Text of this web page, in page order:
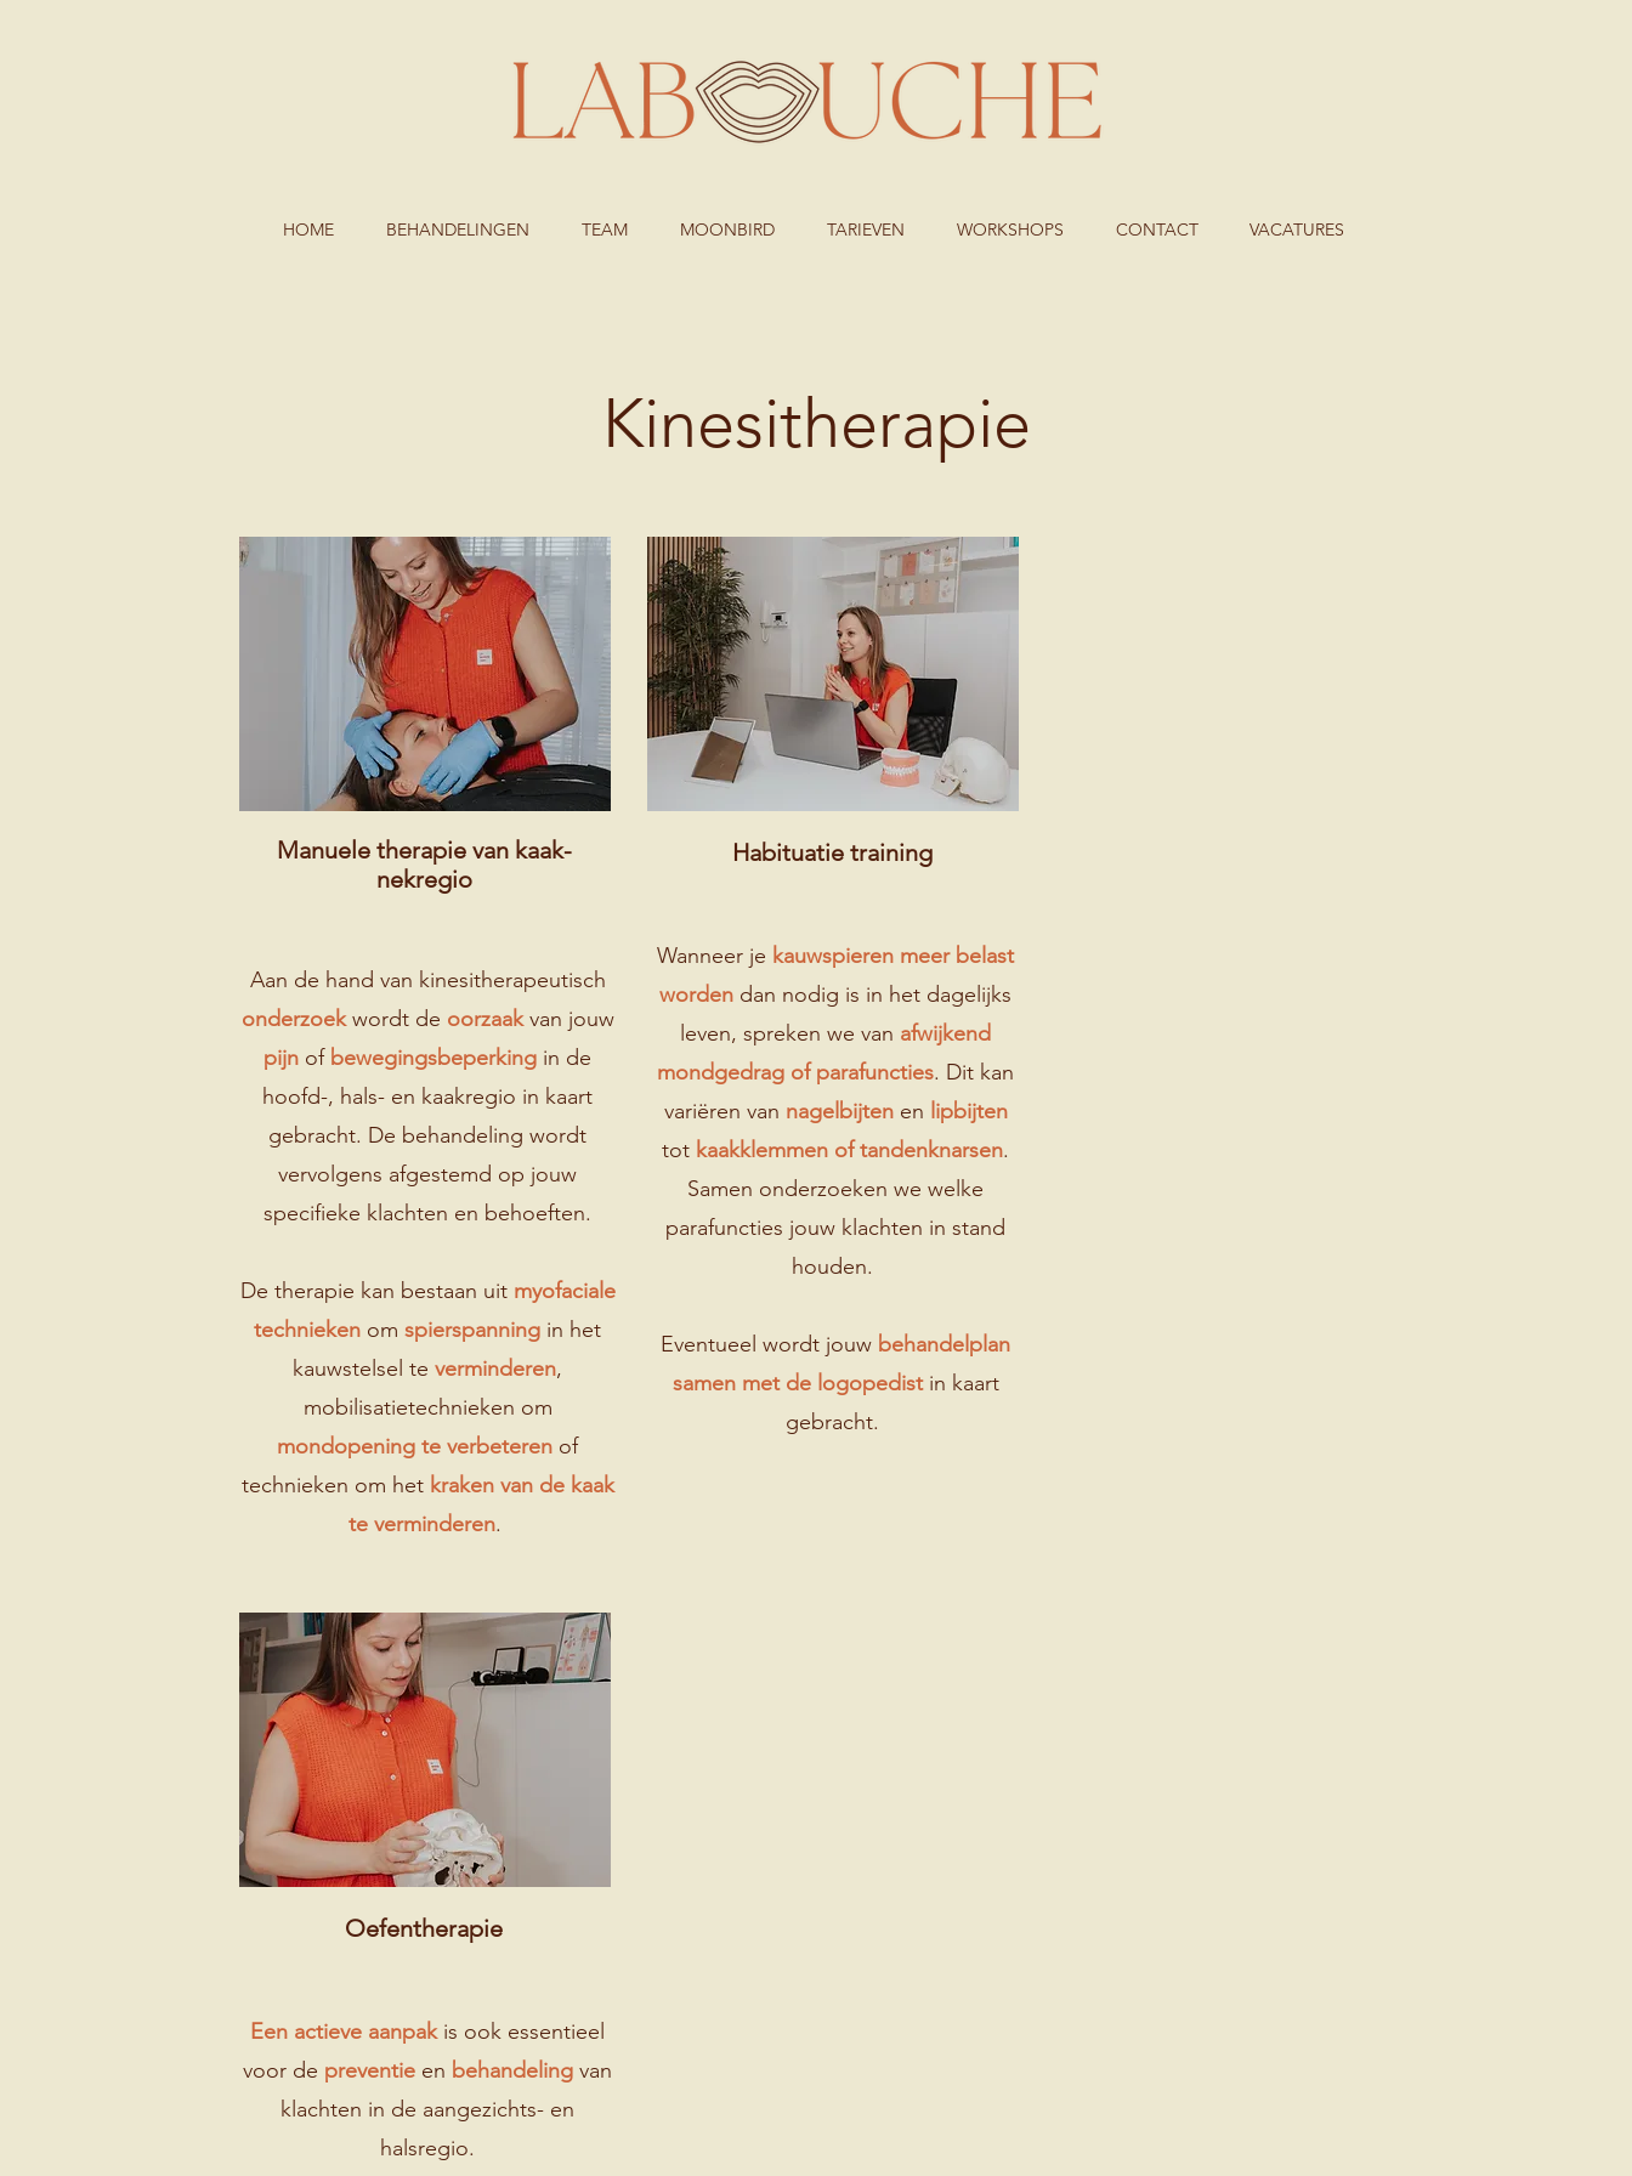
HOME BEHANDELINGEN TEAM MOONBIRD TARIEVEN WORKSHOPS CONTACT VACATURES
Kinesitherapie
Manuele therapie van kaak-
nekregio
Aan de hand van kinesitherapeutisch
onderzoekwordt de oorzaakvan jouw
pijn of bewegingsbeperking in de
hoofd-, hals- en kaakregio in kaart
gebracht. De behandeling wordt
vervolgens afgestemd op jouw
specifieke klachten en behoeften.
De therapie kan bestaan uit myofaciale
technieken om spierspanning in het
kauwstelsel te verminderen,
mobilisatietechnieken om
mondopening te verbeteren of
technieken om het kraken van de kaak
te verminderen.
Habituatie training
Wanneer je kauwspieren meer belast
worden dan nodig is in het dagelijks
leven, spreken we van afwijkend
mondgedrag of parafuncties. Dit kan
variëren van nagelbijten en lipbijten
tot kaakklemmen of tandenknarsen.
Samen onderzoeken we welke
parafuncties jouw klachten in stand
houden.
Eventueel wordt jouw behandelplan
samen met de logopedistin kaart
gebracht.
Oefentherapie
Een actieve aanpak is ook essentieel
voor de preventie en behandeling van
klachten in de aangezichts- en
halsregio.